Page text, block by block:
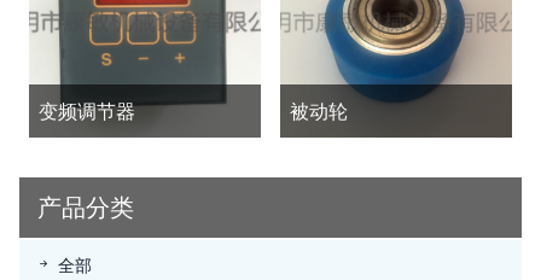
变频调节器 被动轮
产品分类
全部